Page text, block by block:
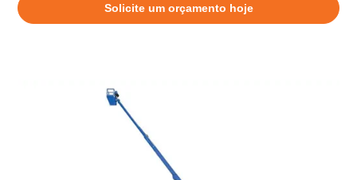
Solicite um orçamento hoje